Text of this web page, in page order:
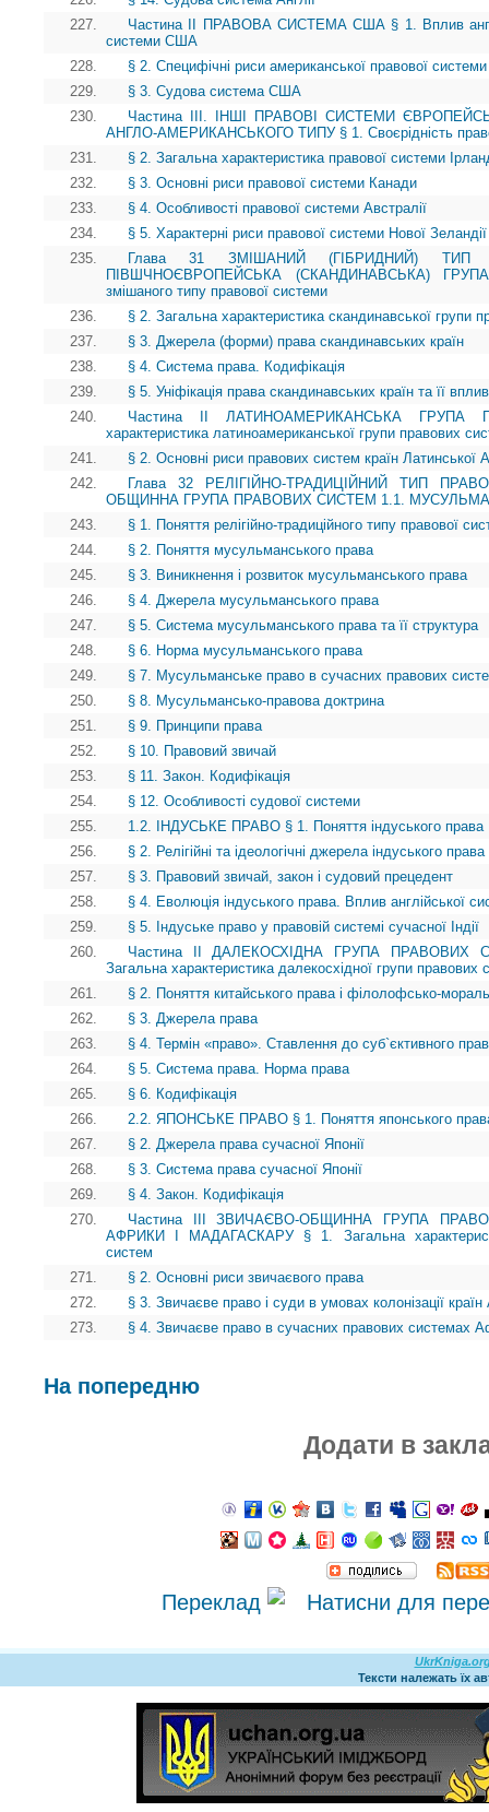
227.
Частина II ПРАВОВА СИСТЕМА США § 1. Вплив
системи США
228.
§ 2. Специфічні риси американської правової системи
229.
§ 3. Судова система США
230.
Частина ІІІ. ІНШІ ПРАВОВІ СИСТЕМИ
АНГЛО-АМЕРИКАНСЬКОГО ТИПУ § 1. Своєрідність
231.
§ 2. Загальна характеристика правової системи
232.
§ 3. Основні риси правової системи Канади
233.
§ 4. Особливості правової системи Австралії
234.
§ 5. Характерні риси правової системи Нової Зеландії
235.
Глава 31 ЗМІШАНИЙ (ГІБРИДНИЙ) ТИП
ПІВШЧНОЄВРОПЕЙСЬКА (СКАНДИНАВСЬКА)
змішаного типу правової системи
236.
§ 2. Загальна характеристика скандинавської групи
237.
§ 3. Джерела (форми) права скандинавських країн
238.
§ 4. Система права. Кодифікація
239.
§ 5. Уніфікація права скандинавських країн та її
240.
Частина II ЛАТИНОАМЕРИКАНСЬКА ГРУПА
характеристика латиноамериканської групи правових
241.
§ 2. Основні риси правових систем країн Латинської
242.
Глава 32 РЕЛІГІЙНО-ТРАДИЦІЙНИЙ ТИП
ОБЩИННА ГРУПА ПРАВОВИХ СИСТЕМ 1.1.
243.
§ 1. Поняття релігійно-традиційного типу правової
244.
§ 2. Поняття мусульманського права
245.
§ 3. Виникнення і розвиток мусульманського права
246.
§ 4. Джерела мусульманського права
247.
§ 5. Система мусульманського права та її структура
248.
§ 6. Норма мусульманського права
249.
§ 7. Мусульманське право в сучасних правових
250.
§ 8. Мусульмансько-правова доктрина
251.
§ 9. Принципи права
252.
§ 10. Правовий звичай
253.
§ 11. Закон. Кодифікація
254.
§ 12. Особливості судової системи
255.
1.2. ІНДУСЬКЕ ПРАВО § 1. Поняття індуського права
256.
§ 2. Релігійні та ідеологічні джерела індуського права
257.
§ 3. Правовий звичай, закон і судовий прецедент
258.
§ 4. Еволюція індуського права. Вплив англійської
259.
§ 5. Індуське право у правовій системі сучасної Індії
260.
Частина II ДАЛЕКОСХІДНА ГРУПА
Загальна характеристика далекосхідної групи правових
261.
§ 2. Поняття китайського права і філолофсько-
262.
§ 3. Джерела права
263.
§ 4. Термін «право». Ставлення до суб`єктивного
264.
§ 5. Система права. Норма права
265.
§ 6. Кодифікація
266.
2.2. ЯПОНСЬКЕ ПРАВО § 1. Поняття японського права
267.
§ 2. Джерела права сучасної Японії
268.
§ 3. Система права сучасної Японії
269.
§ 4. Закон. Кодифікація
270.
Частина III ЗВИЧАЄВО-ОБЩИННА ГРУПА
АФРИКИ І МАДАГАСКАРУ § 1. Загальна
систем
271.
§ 2. Основні риси звичаєвого права
272.
§ 3. Звичаєве право і суди в умовах колонізації
273.
§ 4. Звичаєве право в сучасних правових системах
На попередню
Додати в
Переклад
Тексти належать їх